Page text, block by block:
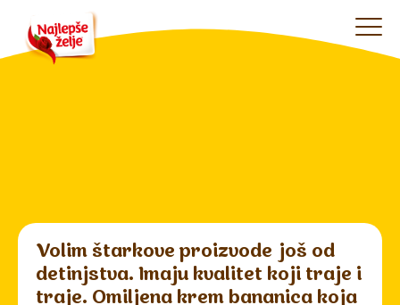
Volim štarkove proizvode još od
detinjstva. Imaju kvalitet koji traje i
traje. Omiljena krem bananica koja